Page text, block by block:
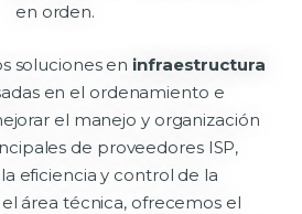
en orden.
soluciones en infraestructura
en el ordenamiento e
el manejo y organización
de proveedores ISP,
eficiencia y control de la
área técnica, ofrecemos el